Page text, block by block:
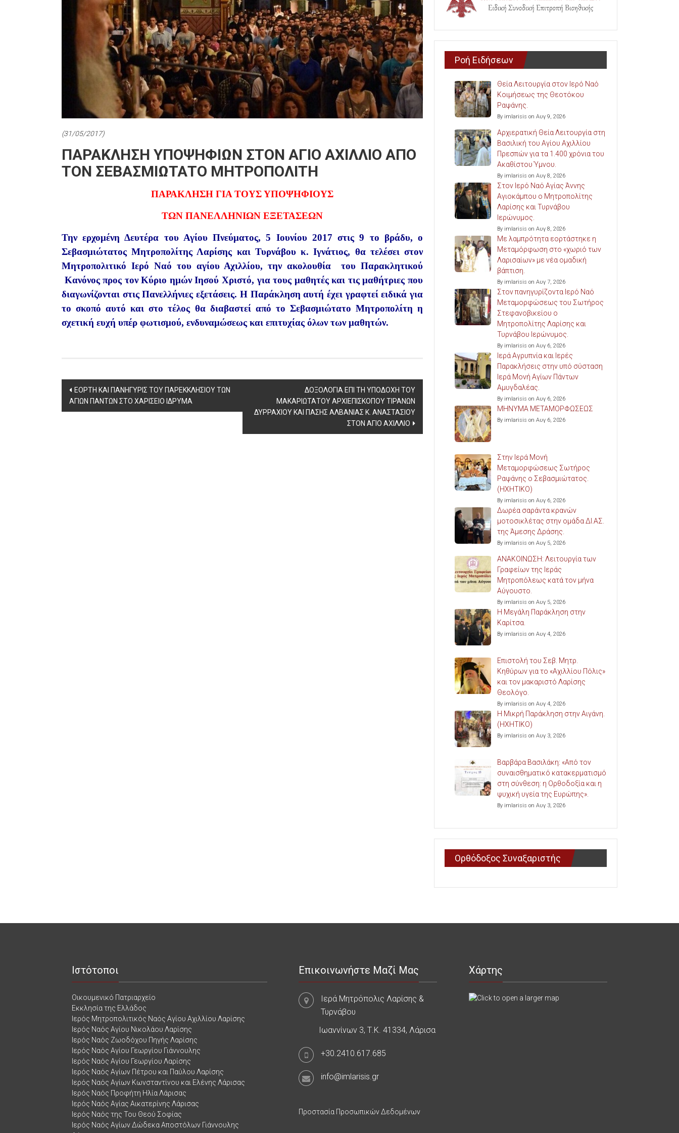
(31/05/2017)
ΠΑΡΑΚΛΗΣΗ ΥΠΟΨΗΦΙΩΝ ΣΤΟΝ ΑΓΙΟ ΑΧΙΛΛΙΟ ΑΠΟ
ΤΟΝ ΣΕΒΑΣΜΙΩΤΑΤΟ ΜΗΤΡΟΠΟΛΙΤΗ
ΠΑΡΑΚΛΗΣΗ ΓΙΑ ΤΟΥΣ ΥΠΟΨΗΦΙΟΥΣ
ΤΩΝ ΠΑΝΕΛΛΗΝΙΩΝ ΕΞΕΤΑΣΕΩΝ
Την ερχομένη Δευτέρα του Αγίου Πνεύματος, 5 Ιουνίου 2017 στις 9 το βράδυ, ο
Σεβασμιώτατος Μητροπολίτης Λαρίσης και Τυρνάβου κ. Ιγνάτιος, θα τελέσει στον
Μητροπολιτικό Ιερό Ναό του αγίου Αχιλλίου, την ακολουθία του Παρακλητικού
Κανόνος προς τον Κύριο ημών Ιησού Χριστό, για τους μαθητές και τις μαθήτριες που
διαγωνίζονται στις Πανελλήνιες εξετάσεις. Η Παράκληση αυτή έχει γραφτεί ειδικά για
το σκοπό αυτό και στο τέλος θα διαβαστεί από το Σεβασμιώτατο Μητροπολίτη η
σχετική ευχή υπέρ φωτισμού, ενδυναμώσεως και επιτυχίας όλων των μαθητών.
Post
navigation
ΕΟΡΤΗ ΚΑΙ ΠΑΝΗΓΥΡΙΣ ΤΟΥ ΠΑΡΕΚΚΛΗΣΙΟΥ ΤΩΝ
ΑΓΙΩΝ ΠΑΝΤΩΝ ΣΤΟ ΧΑΡΙΣΕΙΟ ΙΔΡΥΜΑ
ΔΟΞΟΛΟΓΙΑ ΕΠΙ ΤΗ ΥΠΟΔΟΧΗ ΤΟΥ
ΜΑΚΑΡΙΩΤΑΤΟΥ ΑΡΧΙΕΠΙΣΚΟΠΟΥ ΤΙΡΑΝΩΝ
ΔΥΡΡΑΧΙΟΥ ΚΑΙ ΠΑΣΗΣ ΑΛΒΑΝΙΑΣ Κ. ΑΝΑΣΤΑΣΙΟΥ
ΣΤΟΝ ΑΓΙΟ ΑΧΙΛΛΙΟ
Ροή Ειδήσεων
Θεία Λειτουργία στον Ιερό Ναό
Κοιμήσεως της Θεοτόκου
Ραψάνης.
By imlarisis on Αυγ 9, 2026
Αρχιερατική Θεία Λειτουργία στη
Βασιλική του Αγίου Αχιλλίου
Πρεσπών για τα 1.400 χρόνια του
Ακαθίστου Ύμνου.
By imlarisis on Αυγ 8, 2026
Στον Ιερό Ναό Αγίας Άννης
Αγιοκάμπου ο Μητροπολίτης
Λαρίσης και Τυρνάβου
Ιερώνυμος.
By imlarisis on Αυγ 8, 2026
Με λαμπρότητα εορτάστηκε η
Μεταμόρφωση στο «χωριό των
Λαρισαίων» με νέα ομαδική
βάπτιση.
By imlarisis on Αυγ 7, 2026
Στον πανηγυρίζοντα Ιερό Ναό
Μεταμορφώσεως του Σωτήρος
Στεφανοβικείου ο
Μητροπολίτης Λαρίσης και
Τυρνάβου Ιερώνυμος.
By imlarisis on Αυγ 6, 2026
Ιερά Αγρυπνία και Ιερές
Παρακλήσεις στην υπό σύσταση
Ιερά Μονή Αγίων Πάντων
Αμυγδαλέας.
By imlarisis on Αυγ 6, 2026
ΜΗΝΥΜΑ ΜΕΤΑΜΟΡΦΩΣΕΩΣ
By imlarisis on Αυγ 6, 2026
Στην Ιερά Μονή
Μεταμορφώσεως Σωτήρος
Ραψάνης ο Σεβασμιώτατος.
(ΗΧΗΤΙΚΟ)
By imlarisis on Αυγ 6, 2026
Δωρέα σαράντα κρανών
μοτοσικλέτας στην ομάδα ΔΙ.ΑΣ.
της Άμεσης Δράσης.
By imlarisis on Αυγ 5, 2026
ΑΝΑΚΟΙΝΩΣΗ: Λειτουργία των
Γραφείων της Ιεράς
Μητροπόλεως κατά τον μήνα
Αύγουστο.
By imlarisis on Αυγ 5, 2026
Η Μεγάλη Παράκληση στην
Καρίτσα.
By imlarisis on Αυγ 4, 2026
Επιστολή του Σεβ. Μητρ.
Κηθύρων για το «Αχιλλίου Πόλις»
και τον μακαριστό Λαρίσης
Θεολόγο.
By imlarisis on Αυγ 4, 2026
Η Μικρή Παράκληση στην Αιγάνη.
(ΗΧΗΤΙΚΟ)
By imlarisis on Αυγ 3, 2026
Βαρβάρα Βασιλάκη: «Από τον
συναισθηματικό κατακερματισμό
στη σύνθεση: η Ορθοδοξία και η
ψυχική υγεία της Ευρώπης».
By imlarisis on Αυγ 3, 2026
Ορθόδοξος Συναξαριστής
Ιστότοποι
Οικουμενικό Πατριαρχείο
Εκκλησία της Ελλάδος
Ιερός Μητροπολιτικός Ναός Αγίου Αχιλλίου Λαρίσης
Ιερός Ναός Αγίου Νικολάου Λαρίσης
Ιερός Ναός Ζωοδόχου Πηγής Λαρίσης
Ιερός Ναός Αγίου Γεωργίου Γιάννουλης
Ιερός Ναός Αγίου Γεωργίου Λαρίσης
Ιερός Ναός Αγίων Πέτρου και Παύλου Λαρίσης
Ιερός Ναός Αγίων Κωνσταντίνου και Ελένης Λάρισας
Ιερός Ναός Προφήτη Ηλία Λάρισας
Ιερός Ναός Αγίας Αικατερίνης Λάρισας
Ιερός Ναός της Του Θεού Σοφίας
Ιερός Ναός Αγίων Δώδεκα Αποστόλων Γιάννουλης
Επικοινωνήστε Μαζί Μας
Ιερά Μητρόπολις Λαρίσης &
Τυρνάβου
Ιωαννίνων 3, Τ.Κ. 41334, Λάρισα
+30.2410.617.685
info@imlarisis.gr
Προστασία Προσωπικών Δεδομένων
Χάρτης